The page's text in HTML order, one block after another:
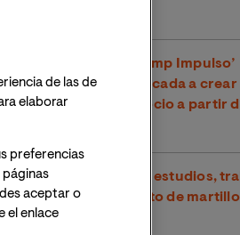
IX edición del ‘Bootcamp Impulso’
la innovación aplicada a crear
modelos de negocio a partir
Cuesta Fernández: estudios,
en lanzamiento de martillo
de las de
elaborar
preferencias
aceptar o
el enlace